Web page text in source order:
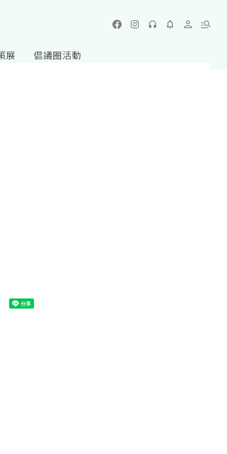
展 倡議圈活動